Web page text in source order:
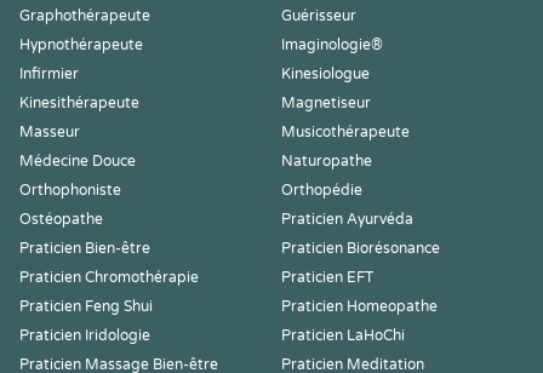
Graphothérapeute
Guérisseur
Hypnothérapeute
Imaginologie®
Infirmier
Kinesiologue
Kinesithérapeute
Magnetiseur
Masseur
Musicothérapeute
Médecine Douce
Naturopathe
Orthophoniste
Orthopédie
Ostéopathe
Praticien Ayurvéda
Praticien Bien-être
Praticien Biorésonance
Praticien Chromothérapie
Praticien EFT
Praticien Feng Shui
Praticien Homeopathe
Praticien Iridologie
Praticien LaHoChi
Praticien Massage Bien-être
Praticien Meditation